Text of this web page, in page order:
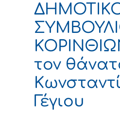
τον
Γέγιου